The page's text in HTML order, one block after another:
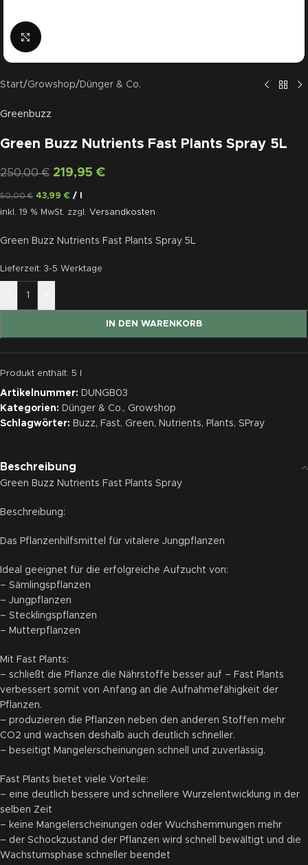
Click to enlarge
Start/Growshop/ Dünger & Co.
Greenbuzz
Green Buzz Nutrients Fast Plants Spray 5L
250,00€ 219,95 €
50,00€ 43,99€ /
inkl. 19 % MwSt. zzgl. Versandkosten
Green Buzz Nutrients Fast Plants Spray 5L
Lieferzeit: 3-5 Werktage
IN DEN WARENKORB
Produkt enthält: 5
Artikelnummer: DUNGB03
Kategorien: Dünger & Co., Growshop
Schlagwörter: Buzz, Fast, Green, Nutrients, Plants, SPray
Beschreibung
Green Buzz Nutrients Fast Plants Spray
Beschreibung:
Das Pflanzenhilfsmittel für vitalere Jungpflanzen
Ideal geeignet für die erfolgreiche Aufzucht von:
– Sämlingspflanzen
– Jungpflanzen
– Stecklingspflanzen
– Mutterpflanzen
Mit Fast Plants:
– schließt die Pflanze die Nährstoffe besser auf – Fast Plants
verbessert somit von Anfang an die Aufnahmefähigkeit der
Pflanzen.
– produzieren die Pflanzen neben den anderen Stoffen mehr
CO2 und wachsen deshalb auch deutlich schneller.
– beseitigt Mangelerscheinungen schnell und zuverlässig.
Fast Plants bietet viele Vorteile:
– eine deutlich bessere und schnellere Wurzelentwicklung in der
selben Zeit
– keine Mangelerscheinungen oder Wuchshemmungen mehr
– der Schockzustand der Pflanzen wird schnell bewältigt und die
Wachstumsphase schneller beendet